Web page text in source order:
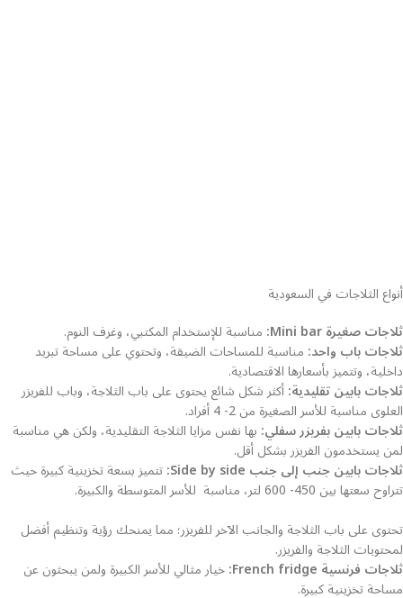
أنواع الثلاجات في السعودية
ثلاجات صغيرة Mini bar:
مناسبة للإستخدام المكتبي، وغرف النوم.
ثلاجات باب واحد: مناسبة للمساحات الضيقة، وتحتوي على مساحة تبريد
داخلية، وتتميز بأسعارها الاقتصادية.
ثلاجات بابين تقليدية:أكثر شكل شائعيحتوى على باب الثلاجة، وباب للفريزر
العلوى مناسبة للأسر الصغيرة من 2- 4 أفراد.
ثلاجات بابين بفريزر سفلي: بها نفس مزايا الثلاجة التقليدية، ولكن هي مناسبة
لمن يستخدمون الفريزر بشكل أقل.
ثلاجات بابين جنب إلى جنب Side by side: تتميز بسعة تخزينية كبيرة حيث
تتراوح سعتها بين 450- 600 لتر، مناسبة للأسر المتوسطة والكبيرة.
تحتوى على باب الثلاجة والجانب الآخر للفريزر؛ مما يمنحك رؤية وتنظيم أفضل
لمحتويات الثلاجة والفريزر.
ثلاجات فرنسية French fridge: خيار مثالي للأسر الكبيرة ولمن يبحثون عن
مساحة تخزينية كبيرة.